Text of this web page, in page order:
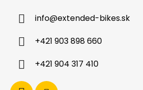
info@extended-bikes.sk
+421 903 898 660
+421 904 317 410